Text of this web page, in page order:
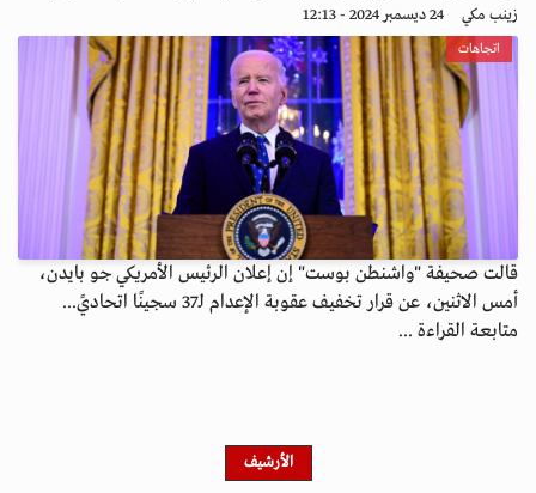
زينب مكي 24 ديسمبر 2024 - 12:13
اتجاهات
قالت صحيفة "واشنطن بوست" إن إعلان الرئيس الأمريكي جو بايدن،
أمس الاثنين، عن قرار تخفيف عقوبة الإعدام لـ37 سجينًا اتحاديً...
متابعة القراءة ...
الأرشيف